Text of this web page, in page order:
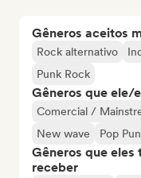
Gêneros aceitos
Rock alternativo
Punk Rock
Gêneros que ele/
Comercial /
New wave
Pop
Gêneros que eles
receber